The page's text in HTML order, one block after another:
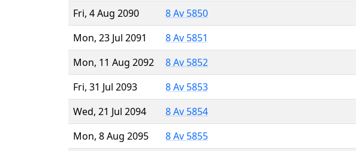
Fri, 4 Aug 2090
8 Av 5850
Mon, 23 Jul 2091
8 Av 5851
Mon, 11 Aug 2092
8 Av 5852
Fri, 31 Jul 2093
8 Av 5853
Wed, 21 Jul 2094
8 Av 5854
Mon, 8 Aug 2095
8 Av 5855